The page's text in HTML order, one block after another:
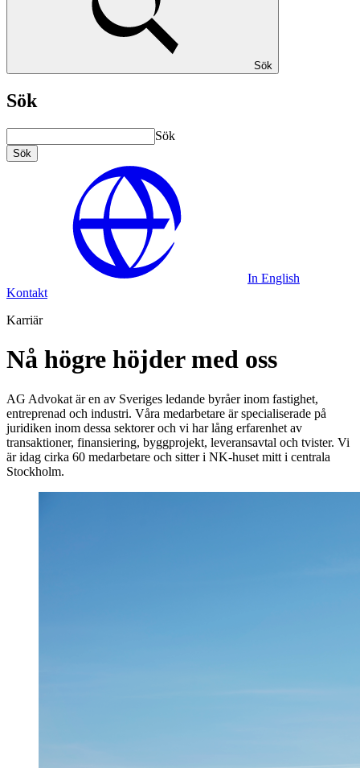
Sök
Sök
Sök
Sök
In English
Kontakt
Karriär
Nå högre höjder med oss
AG Advokat är en av Sveriges ledande byråer inom fastighet,
entreprenad och industri. Våra medarbetare är specialiserade på
juridiken inom dessa sektorer och vi har lång erfarenhet av
transaktioner, finansiering, byggprojekt, leveransavtal och tvister. Vi
är idag cirka 60 medarbetare och sitter i NK-huset mitt i centrala
Stockholm.